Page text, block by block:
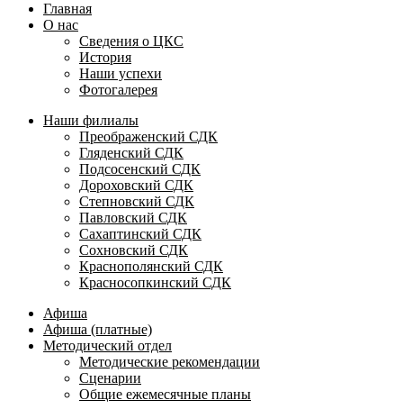
Главная
О нас
Сведения о ЦКС
История
Наши успехи
Фотогалерея
Наши филиалы
Преображенский СДК
Гляденский СДК
Подсосенский СДК
Дороховский СДК
Степновский СДК
Павловский СДК
Сахаптинский СДК
Сохновский СДК
Краснополянский СДК
Красносопкинский СДК
Афиша
Афиша (платные)
Методический отдел
Методические рекомендации
Сценарии
Общие ежемесячные планы